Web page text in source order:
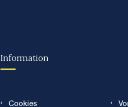
Information
Cookies